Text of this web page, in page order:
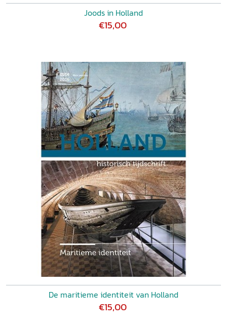
Joods in Holland
€15,00
De maritieme identiteit van Holland
€15,00